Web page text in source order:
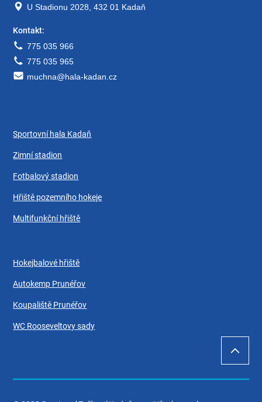
U Stadionu 2028, 432 01 Kadaň
Kontakt:
775 035 966
775 035 965
muchna@hala-kadan.cz
Sportovní hala Kadaň
Zimní stadion
Fotbalový stadion
Hřiště pozemního hokeje
Multifunkční hřiště
Hokejbalové hřiště
Autokemp Prunéřov
Koupaliště Prunéřov
WC Rooseveltovy sady